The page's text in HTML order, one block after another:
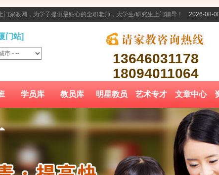
家教网，为学子提供最贴心的全职老师，大学生/研究生上门辅导！ 2026-08-
门站]
13646031178
18094011064
学员库 教员库 明星教员 艺术专才 文章中心